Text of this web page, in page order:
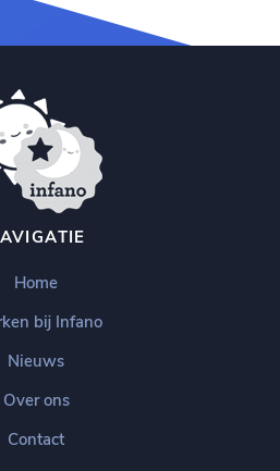
Home
bij Infano
Nieuws
Over ons
Contact